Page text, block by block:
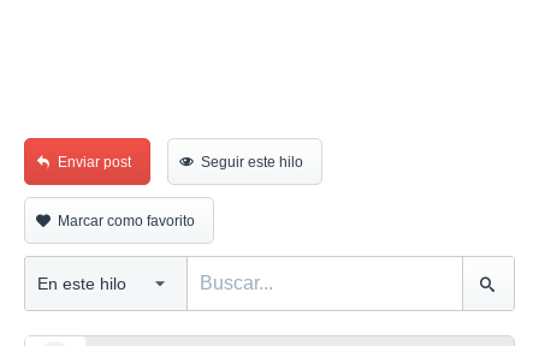
Enviar post Seguir este hilo
Marcar como favorito